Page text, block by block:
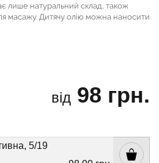
лише натуральний склад, також
масажу. Дитячу олію можна наносити
від 98 грн.
5/19